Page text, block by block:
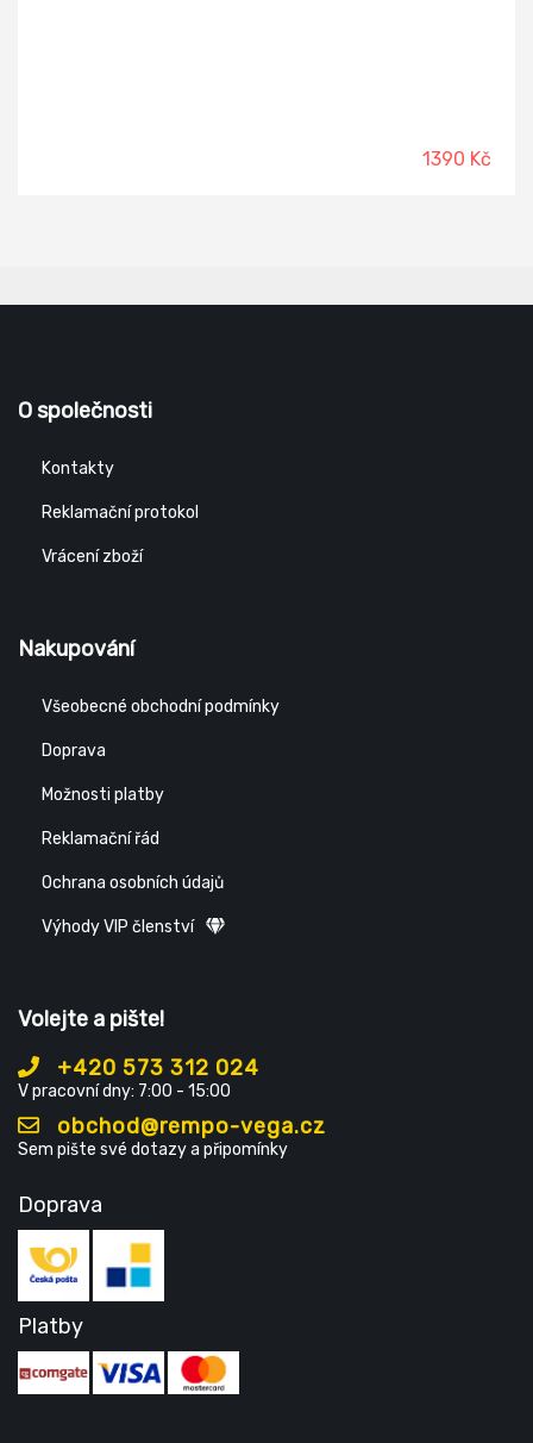
1390 Kč
O společnosti
Kontakty
Reklamační protokol
Vrácení zboží
Nakupování
Všeobecné obchodní podmínky
Doprava
Možnosti platby
Reklamační řád
Ochrana osobních údajů
Výhody VIP členství
Volejte a pište!
+420 573 312 024
V pracovní dny: 7:00 - 15:00
obchod@rempo-vega.cz
Sem pište své dotazy a připomínky
Doprava
Platby